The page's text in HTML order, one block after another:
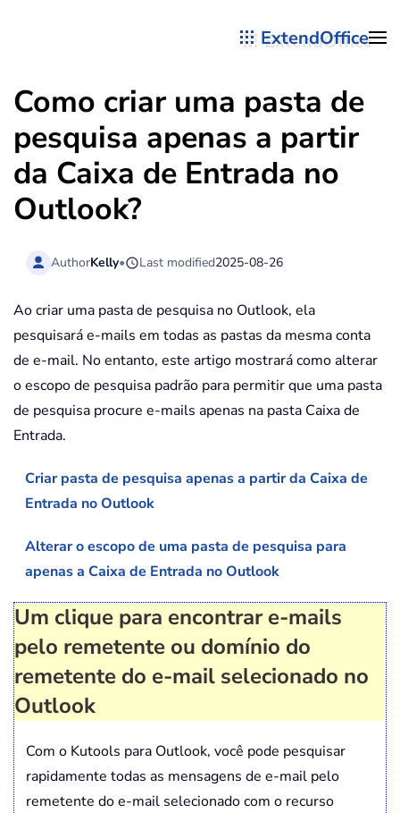
ExtendOffice
Como criar uma pasta de
pesquisa apenas a partir
da Caixa de Entrada no
Outlook?
AuthorKelly• Last modified2025-08-26
Ao criar uma pasta de pesquisa no Outlook, ela
pesquisará e-mails em todas as pastas da mesma conta
de e-mail. No entanto, este artigo mostrará como alterar
o escopo de pesquisa padrão para permitir que uma pasta
de pesquisa procure e-mails apenas na pasta Caixa de
Entrada.
Criar pasta de pesquisa apenas a partir da Caixa de
Entrada no Outlook
Alterar o escopo de uma pasta de pesquisa para
apenas a Caixa de Entrada no Outlook
Um clique para encontrar e-mails
pelo remetente ou domínio do
remetente do e-mail selecionado no
Outlook
Com o Kutools para Outlook, você pode pesquisar
rapidamente todas as mensagens de e-mail pelo
remetente do e-mail selecionado com o recurso